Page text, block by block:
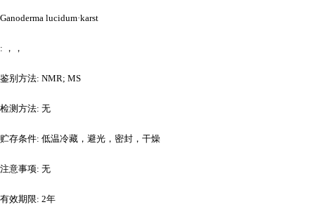
Ganoderma lucidum·karst
: ，，
鉴别方法: NMR; MS
检测方法: 无
贮存条件: 低温冷藏，避光，密封，干燥
注意事项: 无
有效期限: 2年